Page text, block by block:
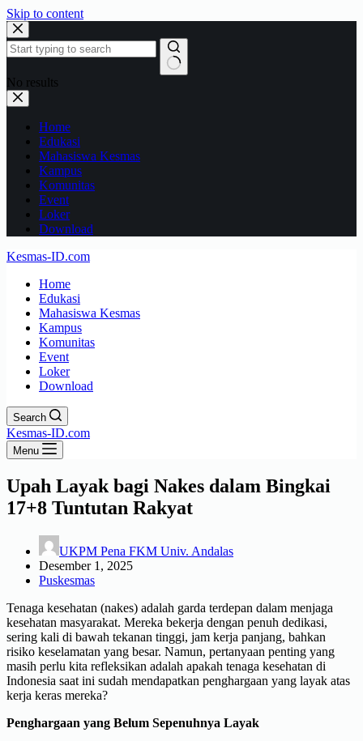
Skip to content
No results
Home
Edukasi
Mahasiswa Kesmas
Kampus
Komunitas
Event
Loker
Download
Kesmas-ID.com
Home
Edukasi
Mahasiswa Kesmas
Kampus
Komunitas
Event
Loker
Download
Search
Kesmas-ID.com
Menu
Upah Layak bagi Nakes dalam Bingkai
17+8 Tuntutan Rakyat
UKPM Pena FKM Univ. Andalas
Desember 1, 2025
Puskesmas
Tenaga kesehatan (nakes) adalah garda terdepan dalam menjaga
kesehatan masyarakat. Mereka bekerja dengan penuh dedikasi,
sering kali di bawah tekanan tinggi, jam kerja panjang, bahkan
risiko keselamatan yang besar. Namun, pertanyaan penting yang
masih perlu kita refleksikan adalah apakah tenaga kesehatan di
Indonesia saat ini sudah mendapatkan penghargaan yang layak atas
kerja keras mereka?
Penghargaan yang Belum Sepenuhnya Layak